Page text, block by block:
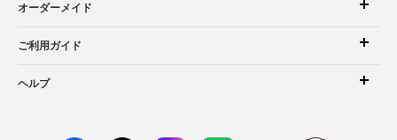
オーダーメイド
ご利用ガイド
ヘルプ